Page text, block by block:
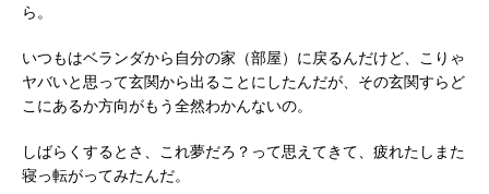
ら。
いつもはベランダから自分の家（部屋）に戻るんだけど、こりゃ
ヤバいと思って玄関から出ることにしたんだが、その玄関すらど
こにあるか方向がもう全然わかんないの。
しばらくするとさ、これ夢だろ？って思えてきて、疲れたしまた
寝っ転がってみたんだ。